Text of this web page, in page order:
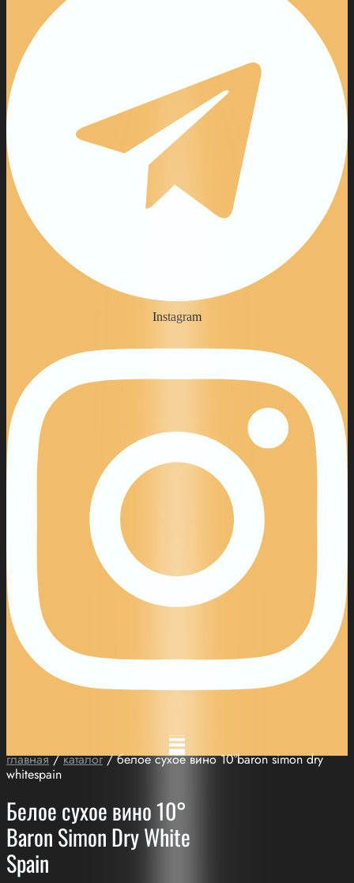
Instagram
главная/каталог/ белое сухое вино 10°baron simon dry
whitespain
Белое сухое вино 10°
Baron Simon Dry White
Spain